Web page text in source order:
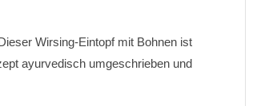
Wirsing-Eintopf mit Bohnen ist
ayurvedisch umgeschrieben und